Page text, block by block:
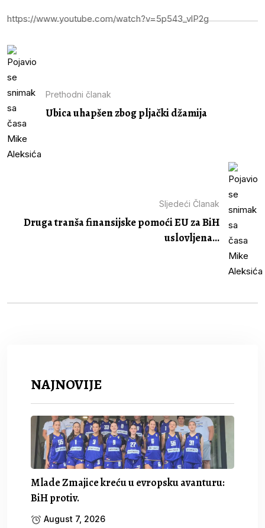
https://www.youtube.com/watch?v=5p543_vlP2g
Prethodni članak
Ubica uhapšen zbog pljački džamija
Sljedeći Članak
Druga tranša finansijske pomoći EU za BiH
uslovljena...
NAJNOVIJE
Mlade Zmajice kreću u evropsku avanturu:
BiH protiv.
August 7, 2026